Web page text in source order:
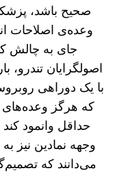
صحیح باشد،
وعده‌ی اصلاحات
جای به چالش
اصولگرایان تندرو،
با یک دوراهی
که هرگز وعده‌های
حداقل وانمود
وجهه نمادین نیز
می‌دانند که